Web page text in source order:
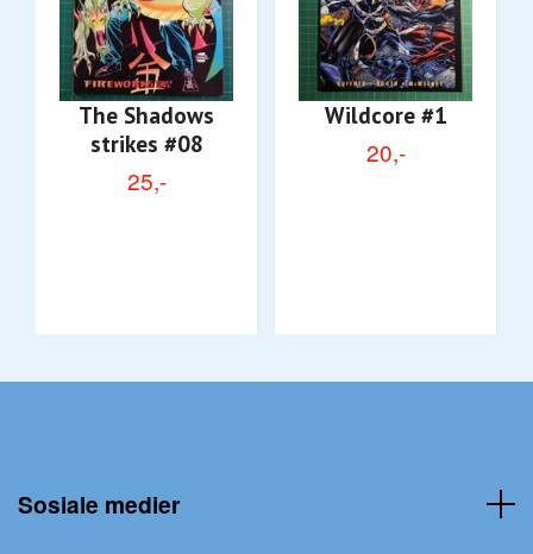
The Shadows
strikes #08
25,-
Wildcore #1
20,-
Sosiale medier